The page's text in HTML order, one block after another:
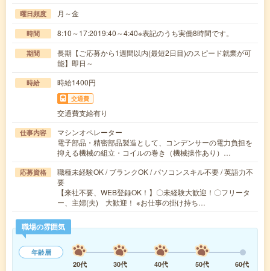
曜日頻度 月～金
時間 8:10～17:2019:40～4:40※表記のうち実働8時間です。
期間
長期【ご応募から1週間以内(最短2日目)のスピード就業が可
能】即日～
時給 時給1400円
交通費
交通費支給有り
仕事内容
マシンオペレーター
電子部品・精密部品製造として、コンデンサーの電力負担を
抑える機械の組立・コイルの巻き（機械操作あり）…
応募資格
職種未経験OK / ブランクOK / パソコンスキル不要 / 英語力不
要
【来社不要、WEB登録OK！】〇未経験大歓迎！〇フリータ
ー、主婦(夫) 大歓迎！ ※お仕事の掛け持ち…
職場の雰囲気
年齢層
20代
30代 40代 50代 60代